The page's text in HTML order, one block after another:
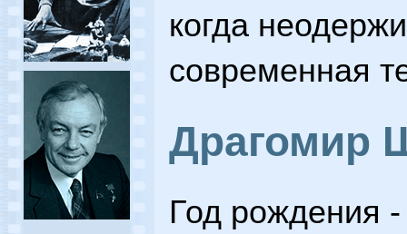
когда
современная
Драгомир
Год рождения